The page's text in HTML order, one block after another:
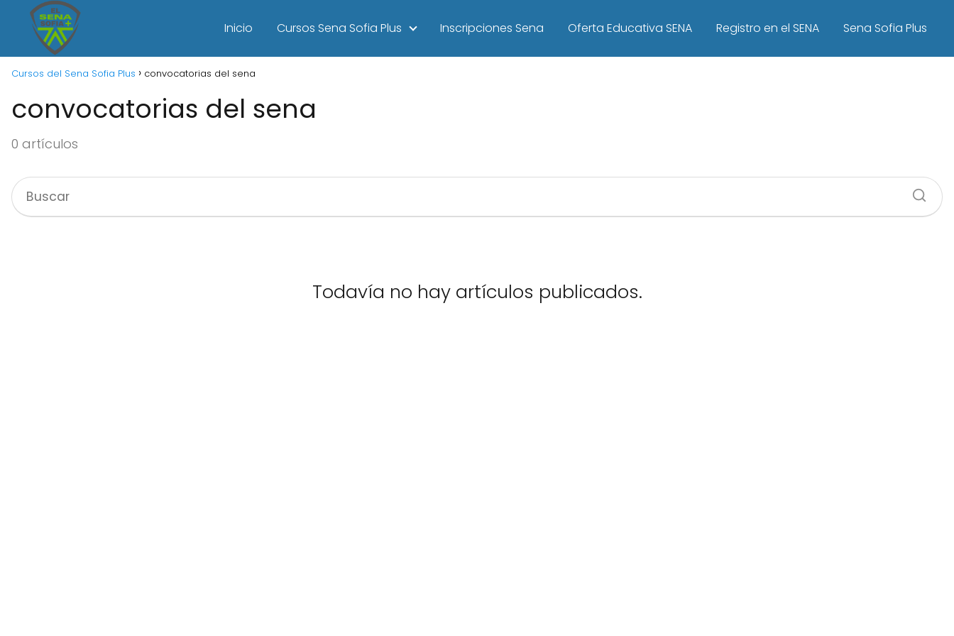
Inicio Cursos Sena Sofia Plus Inscripciones Sena Oferta Educativa SENA Registro en el SENA Sena Sofia Plus
Cursos del Sena Sofia Plus convocatorias del sena
convocatorias del sena
0 artículos
Todavía no hay artículos publicados.